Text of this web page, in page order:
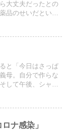
大丈夫だったとの
品のせいだという
と「今日はさっぱ
母。自分で作らな
して午後、シャン
ナ感染」